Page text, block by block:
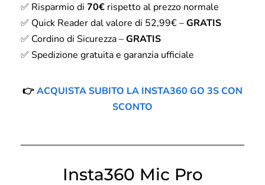
✅ Risparmio di 70€ rispetto al prezzo normale
✅ Quick Reader dal valore di 52,99€ –GRATIS
✅ Cordino di Sicurezza –GRATIS
✅ Spedizione gratuita e garanzia ufficiale
👉ACQUISTA SUBITO LA INSTA360 GO 3S CON
SCONTO
Insta360 Mic Pro